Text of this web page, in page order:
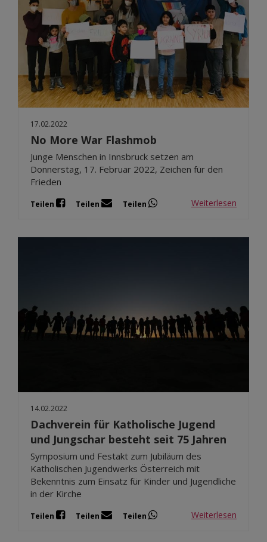
17.02.2022
No More War Flashmob
Junge Menschen in Innsbruck setzen am
Donnerstag, 17. Februar 2022, Zeichen für den
Frieden
Teilen Teilen Teilen Weiterlesen
14.02.2022
Dachverein für Katholische Jugend
und Jungschar besteht seit 75 Jahren
Symposium und Festakt zum Jubiläum des
Katholischen Jugendwerks Österreich mit
Bekenntnis zum Einsatz für Kinder und Jugendliche
in der Kirche
Teilen Teilen Teilen Weiterlesen